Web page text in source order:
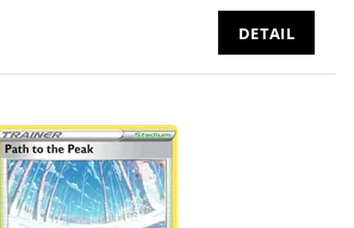
DETAIL